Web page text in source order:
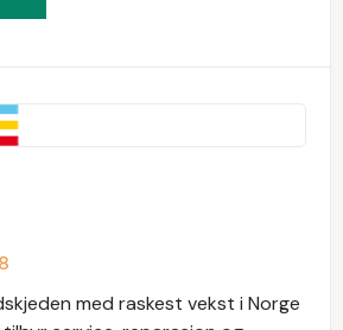
med raskest vekst i Norge